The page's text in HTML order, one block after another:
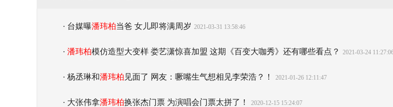
· 台媒曝潘玮柏当爸 女儿即将满周岁 2021-03-31 13:58:46
· 潘玮柏模仿造型大变样 娄艺潇惊喜加盟 这期《百变大咖秀》还有哪些看点？ 2021-03-24
· 杨丞琳和潘玮柏 见面了 网友：噘嘴生气想相见李荣浩？！ 2021-01-26 12:11:47
· 大张伟拿潘玮柏换张杰门票 为演唱会门票太拼了！ 2020-12-15 15:24:07